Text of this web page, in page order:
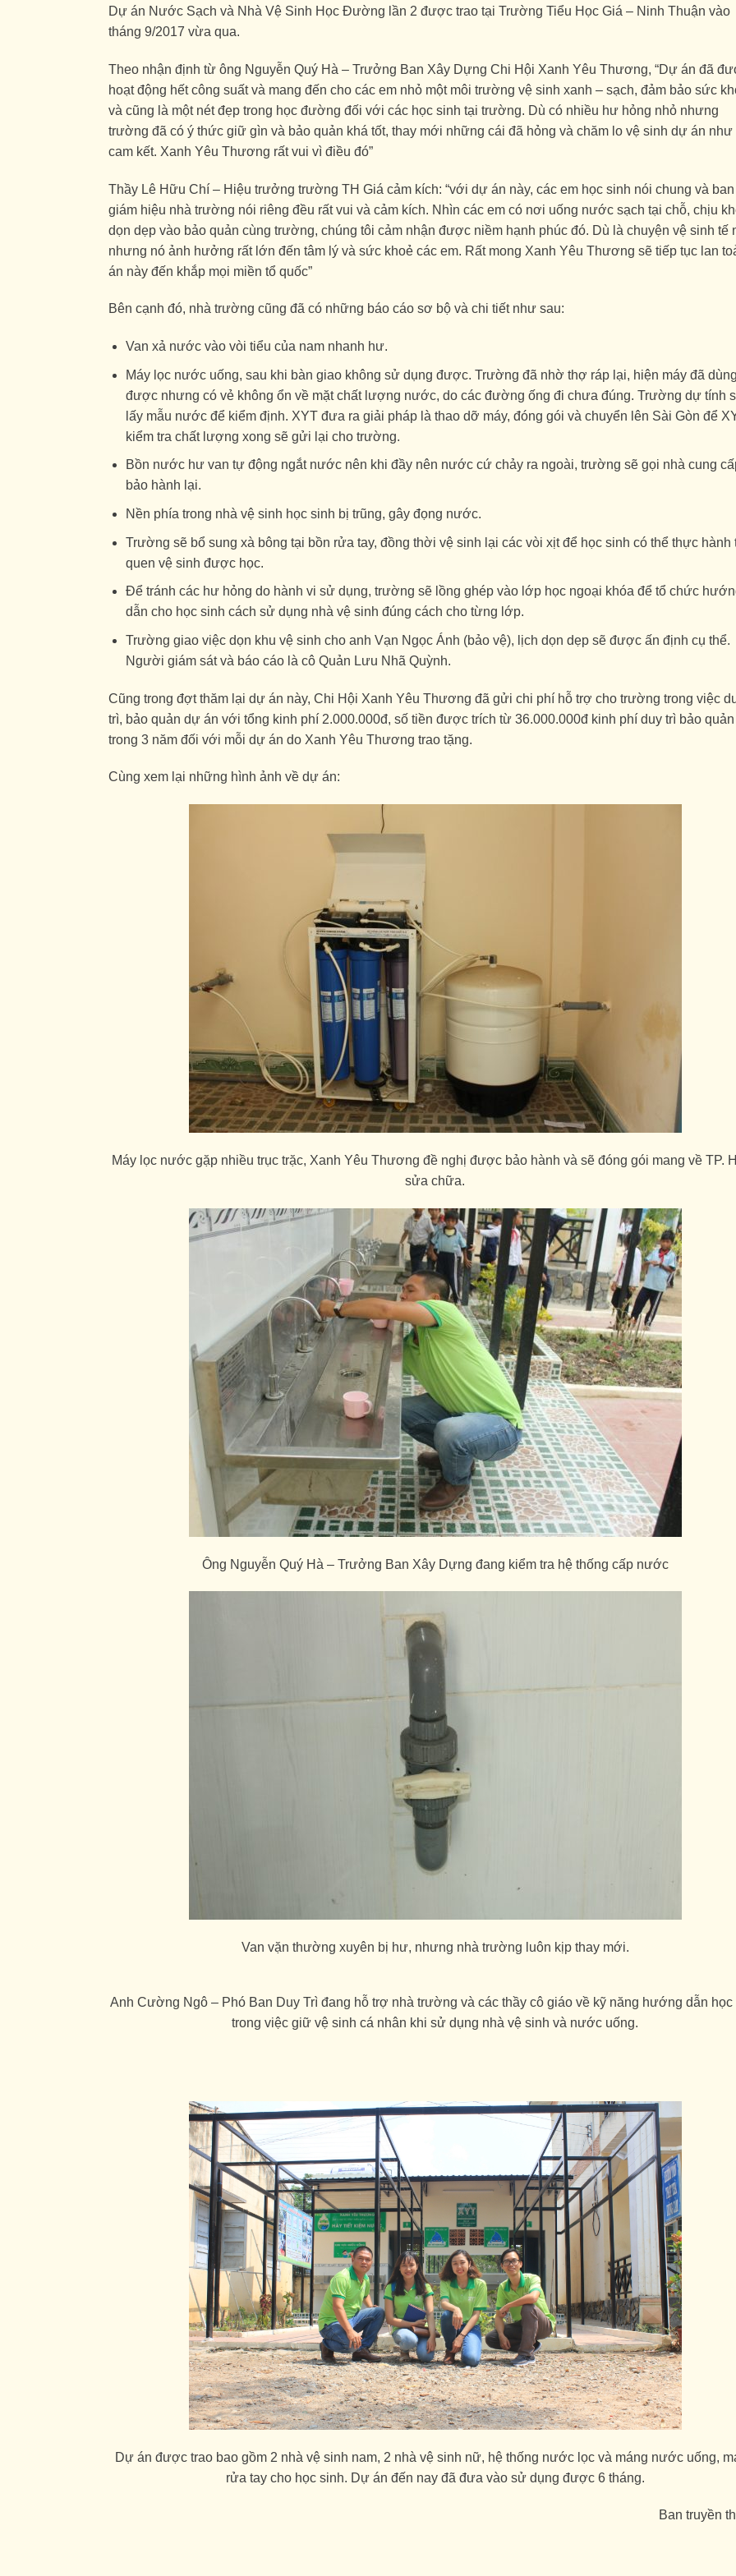
Dự án Nước Sạch và Nhà Vệ Sinh Học Đường lần 2 được trao tại Trường Tiểu Học Giá – Ninh Thuận vào
tháng 9/2017 vừa qua.
Theo nhận định từ ông Nguyễn Quý Hà – Trưởng Ban Xây Dựng Chi Hội Xanh Yêu Thương, “Dự án đã
hoạt động hết công suất và mang đến cho các em nhỏ một môi trường vệ sinh xanh – sạch, đảm bảo sức
và cũng là một nét đẹp trong học đường đối với các học sinh tại trường. Dù có nhiều hư hỏng nhỏ nhưng
trường đã có ý thức giữ gìn và bảo quản khá tốt, thay mới những cái đã hỏng và chăm lo vệ sinh dự án như
cam kết. Xanh Yêu Thương rất vui vì điều đó”
Thầy Lê Hữu Chí – Hiệu trưởng trường TH Giá cảm kích: “với dự án này, các em học sinh nói chung và ban
giám hiệu nhà trường nói riêng đều rất vui và cảm kích. Nhìn các em có nơi uống nước sạch tại chỗ, chịu
dọn dẹp vào bảo quản cùng trường, chúng tôi cảm nhận được niềm hạnh phúc đó. Dù là chuyện vệ sinh tế
nhưng nó ảnh hưởng rất lớn đến tâm lý và sức khoẻ các em. Rất mong Xanh Yêu Thương sẽ tiếp tục lan
án này đến khắp mọi miền tổ quốc”
Bên cạnh đó, nhà trường cũng đã có những báo cáo sơ bộ và chi tiết như sau:
Van xả nước vào vòi tiểu của nam nhanh hư.
Máy lọc nước uống, sau khi bàn giao không sử dụng được. Trường đã nhờ thợ ráp lại, hiện máy đã
được nhưng có vẻ không ổn về mặt chất lượng nước, do các đường ống đi chưa đúng. Trường dự tính
lấy mẫu nước để kiểm định. XYT đưa ra giải pháp là thao dỡ máy, đóng gói và chuyển lên Sài Gòn để
kiểm tra chất lượng xong sẽ gửi lại cho trường.
Bồn nước hư van tự động ngắt nước nên khi đầy nên nước cứ chảy ra ngoài, trường sẽ gọi nhà cung
bảo hành lại.
Nền phía trong nhà vệ sinh học sinh bị trũng, gây đọng nước.
Trường sẽ bổ sung xà bông tại bồn rửa tay, đồng thời vệ sinh lại các vòi xịt để học sinh có thể thực hành
quen vệ sinh được học.
Để tránh các hư hỏng do hành vi sử dụng, trường sẽ lồng ghép vào lớp học ngoại khóa để tổ chức
dẫn cho học sinh cách sử dụng nhà vệ sinh đúng cách cho từng lớp.
Trường giao việc dọn khu vệ sinh cho anh Vạn Ngọc Ánh (bảo vệ), lịch dọn dẹp sẽ được ấn định cụ thể.
Người giám sát và báo cáo là cô Quản Lưu Nhã Quỳnh.
Cũng trong đợt thăm lại dự án này, Chi Hội Xanh Yêu Thương đã gửi chi phí hỗ trợ cho trường trong việc
trì, bảo quản dự án với tổng kinh phí 2.000.000đ, số tiền được trích từ 36.000.000đ kinh phí duy trì bảo quản
trong 3 năm đối với mỗi dự án do Xanh Yêu Thương trao tặng.
Cùng xem lại những hình ảnh về dự án:
Máy lọc nước gặp nhiều trục trặc, Xanh Yêu Thương đề nghị được bảo hành và sẽ đóng gói mang về TP.
sửa chữa.
Ông Nguyễn Quý Hà – Trưởng Ban Xây Dựng đang kiểm tra hệ thống cấp nước
Van vặn thường xuyên bị hư, nhưng nhà trường luôn kịp thay mới.
Anh Cường Ngô – Phó Ban Duy Trì đang hỗ trợ nhà trường và các thầy cô giáo về kỹ năng hướng dẫn học
trong việc giữ vệ sinh cá nhân khi sử dụng nhà vệ sinh và nước uống.
Dự án được trao bao gồm 2 nhà vệ sinh nam, 2 nhà vệ sinh nữ, hệ thống nước lọc và máng nước uống,
rửa tay cho học sinh. Dự án đến nay đã đưa vào sử dụng được 6 tháng.
Ban truyền